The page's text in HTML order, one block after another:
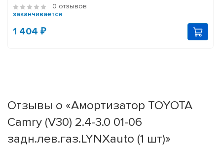
0 отзывов
заканчивается
1 404 ₽
Отзывы о «Амортизатор TOYOTA
Camry (V30) 2.4-3.0 01-06
задн.лев.газ.LYNXauto (1 шт)»